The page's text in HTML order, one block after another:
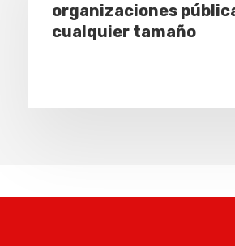
organizaciones
cualquier tamaño